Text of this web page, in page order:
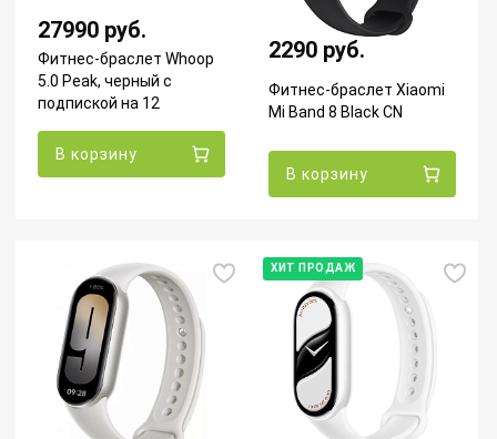
27990 руб.
Фитнес-браслет Whoop
5.0 Peak, черный с
подпиской на 12
В корзину
2290 руб.
Фитнес-браслет Xiaomi
Mi Band 8 Black CN
В корзину
ХИТ ПРОДАЖ